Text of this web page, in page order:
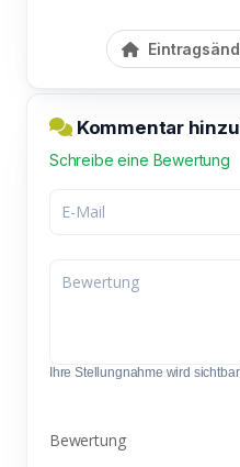
Kommentar
Schreibe eine Bewertung
Ihre Stellungnahme wird
Bewertung